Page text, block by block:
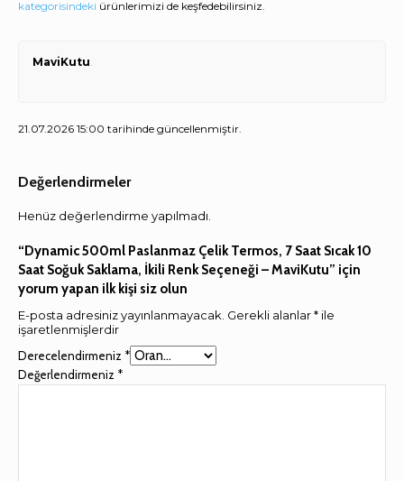
kategorisindeki ürünlerimizi de keşfedebilirsiniz.
MaviKutu.
21.07.2026 15:00 tarihinde güncellenmiştir.
Değerlendirmeler
Henüz değerlendirme yapılmadı.
“Dynamic 500ml Paslanmaz Çelik Termos, 7 Saat Sıcak 10
Saat Soğuk Saklama, İkili Renk Seçeneği – MaviKutu” için
yorum yapan ilk kişi siz olun
E-posta adresiniz yayınlanmayacak. Gerekli alanlar* ile
işaretlenmişlerdir
Derecelendirmeniz *
Değerlendirmeniz *